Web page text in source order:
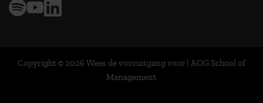
Copyright © 2026 Wees de vooruitgang voor | AOG School of
Management